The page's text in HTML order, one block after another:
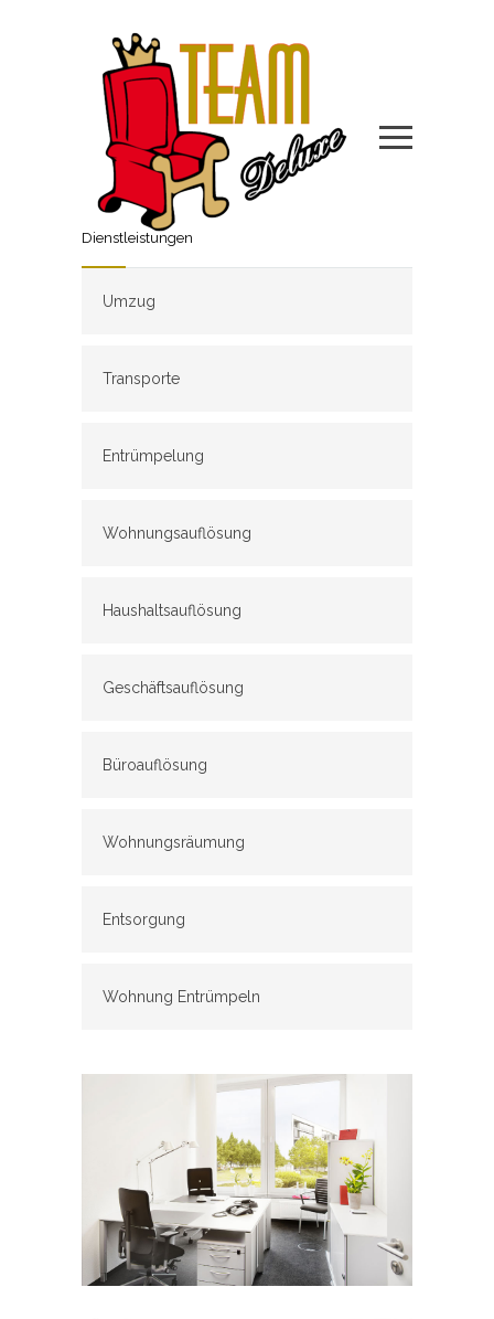
Dienstleistungen
Umzug
Transporte
Entrümpelung
Wohnungsauflösung
Haushaltsauflösung
Geschäftsauflösung
Büroauflösung
Wohnungsräumung
Entsorgung
Wohnung Entrümpeln